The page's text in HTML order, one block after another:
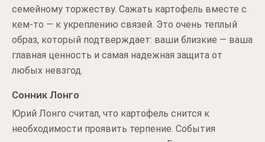
семейному торжеству. Сажать картофель вместе с
кем-то — к укреплению связей. Это очень теплый
образ, который подтверждает: ваши близкие — ваша
главная ценность и самая надежная защита от
любых невзгод.
Сонник Лонго
Юрий Лонго считал, что картофель снится к
необходимости проявить терпение. События